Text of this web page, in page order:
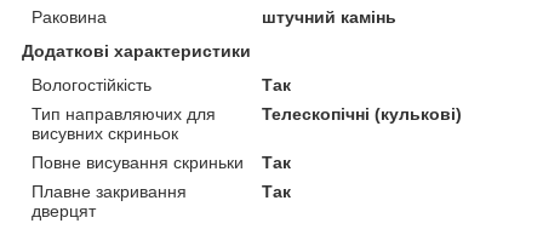
Раковина
штучний камінь
Додаткові характеристики
Вологостійкість
Так
Тип направляючих для
висувних скриньок
Телескопічні (кулькові)
Повне висування скриньки
Так
Плавне закривання
дверцят
Так